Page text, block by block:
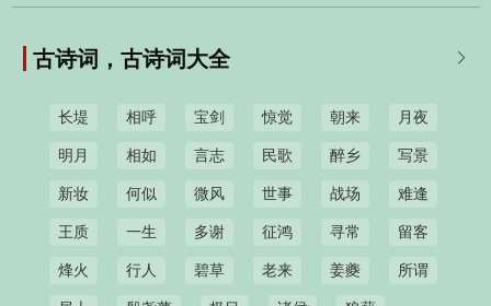

古诗词，古诗词大全
长堤 相呼 宝剑 惊觉 朝来 月夜
明月 相如 言志 民歌 醉乡 写景
新妆 何似 微风 世事 战场 难逢
王质 一生 多谢 征鸿 寻常 留客
烽火 行人 碧草 老来 姜夔 所谓